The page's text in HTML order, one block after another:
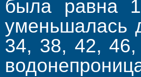
была равна
уменьшалась
34, 38, 42,